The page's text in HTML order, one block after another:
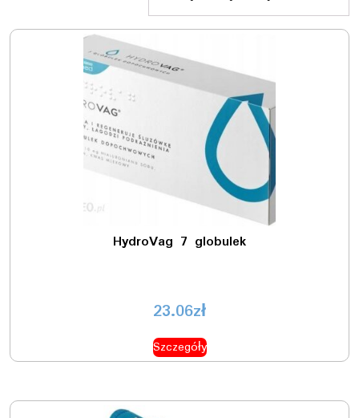
HydroVag 7 globulek
23.06zł
Szczegóły